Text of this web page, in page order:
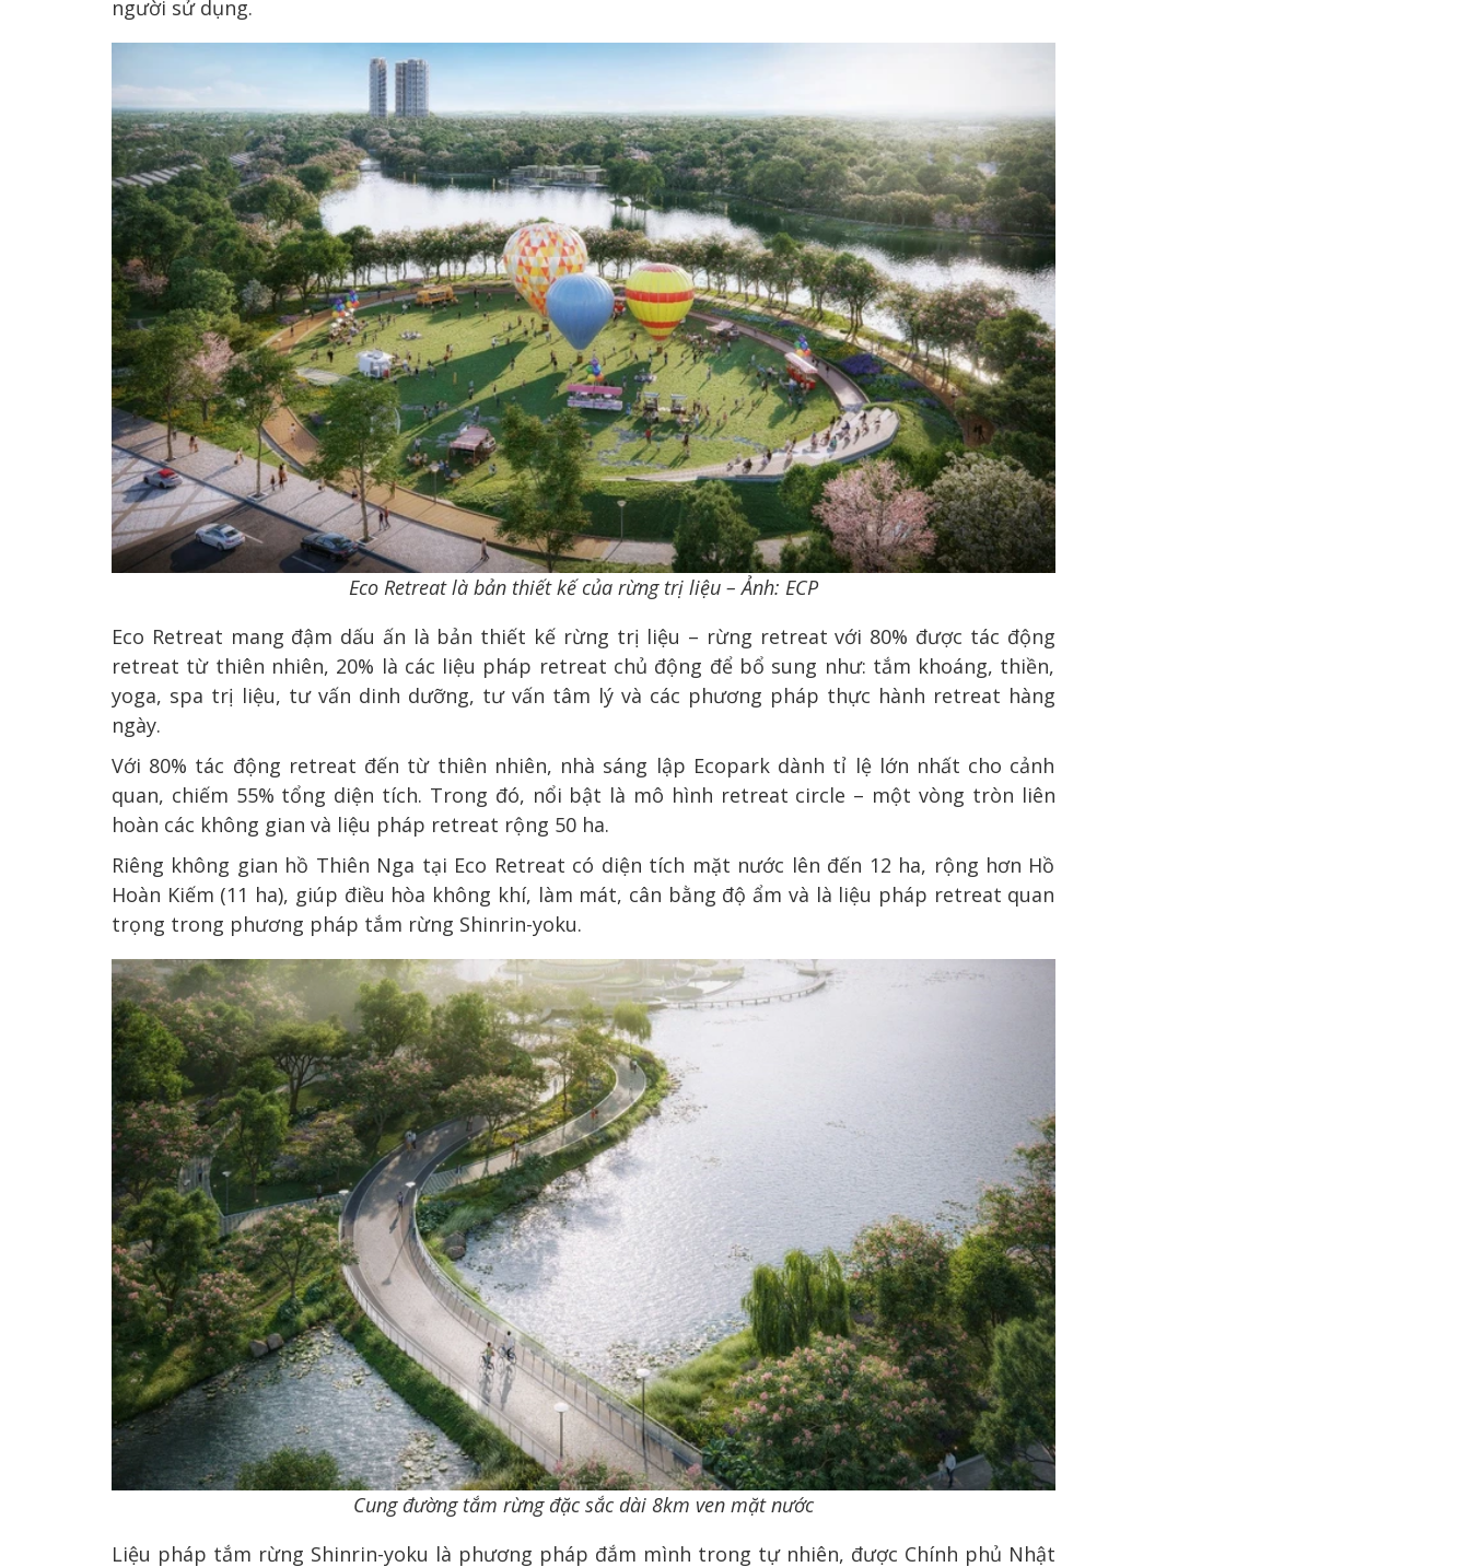
người sử dụng.
Eco Retreat là bản thiết kế của rừng trị liệu – Ảnh: ECP
Eco Retreat mang đậm dấu ấn là bản thiết kế rừng trị liệu – rừng retreat với 80% được tác động
retreat từ thiên nhiên, 20% là các liệu pháp retreat chủ động để bổ sung như: tắm khoáng, thiền,
yoga, spa trị liệu, tư vấn dinh dưỡng, tư vấn tâm lý và các phương pháp thực hành retreat hàng
ngày.
Với 80% tác động retreat đến từ thiên nhiên, nhà sáng lập Ecopark dành tỉ lệ lớn nhất cho cảnh
quan, chiếm 55% tổng diện tích. Trong đó, nổi bật là mô hình retreat circle – một vòng tròn liên
hoàn các không gian và liệu pháp retreat rộng 50 ha.
Riêng không gian hồ Thiên Nga tại Eco Retreat có diện tích mặt nước lên đến 12 ha, rộng hơn Hồ
Hoàn Kiếm (11 ha), giúp điều hòa không khí, làm mát, cân bằng độ ẩm và là liệu pháp retreat quan
trọng trong phương pháp tắm rừng Shinrin-yoku.
Cung đường tắm rừng đặc sắc dài 8km ven mặt nước
Liệu pháp tắm rừng Shinrin-yoku là phương pháp đắm mình trong tự nhiên, được Chính phủ Nhật